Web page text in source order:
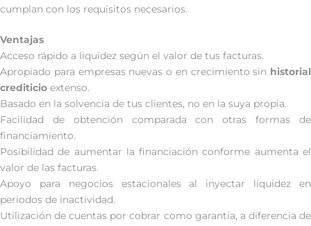
cumplan con los requisitos necesarios.
Ventajas
Acceso rápido a liquidez según el valor de tus facturas.
Apropiado para empresas nuevas o en crecimiento sin historial
crediticio extenso.
Basado en la solvencia de tus clientes, no en la suya propia.
Facilidad de obtención comparada con otras formas de
financiamiento.
Posibilidad de aumentar la financiación conforme aumenta el
valor de las facturas.
Apoyo para negocios estacionales al inyectar liquidez en
periodos de inactividad.
Utilización de cuentas por cobrar como garantía, a diferencia de